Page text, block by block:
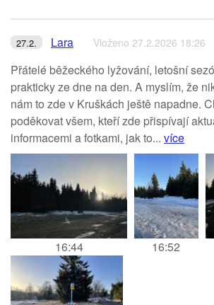
27.2. Lara Vloženo 27.2.2026 18:26
Přátelé běžeckého lyžování, letošní
prakticky ze dne na den. A myslím, že
nám to zde v Kruškách ještě napadne.
poděkovat všem, kteří zde přispívají
informacemi a fotkami, jak to... více
16:44 16:52